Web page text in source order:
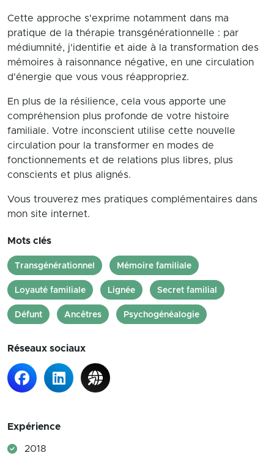
Cette approche s'exprime notamment dans ma
pratique de la thérapie transgénérationnelle : par
médiumnité, j'identifie et aide à la transformation des
mémoires à raisonnance négative, en une circulation
d'énergie que vous vous réappropriez.
En plus de la résilience, cela vous apporte une
compréhension plus profonde de votre histoire
familiale. Votre inconscient utilise cette nouvelle
circulation pour la transformer en modes de
fonctionnements et de relations plus libres, plus
conscients et plus alignés.
Vous trouverez mes pratiques complémentaires dans
mon site internet.
Mots clés
Transgénérationnel Mémoire familiale
Loyauté familiale Lignée Secret familial
Défunt Ancêtres Psychogénéalogie
Réseaux sociaux
Expérience
2018